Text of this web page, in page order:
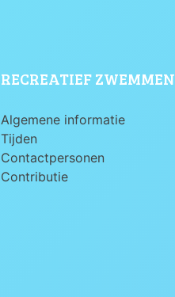
RECREATIEF ZWEMMEN
Algemene informatie
Tijden
Contactpersonen
Contributie